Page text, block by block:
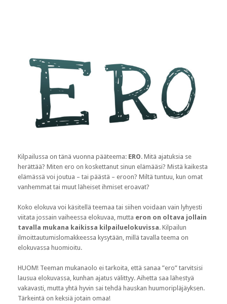
Kilpailussa on tänä vuonna pääteema: ERO. Mitä ajatuksia se
herättää? Miten ero on koskettanut sinun elämääsi? Mistä kaikesta
elämässä voi joutua – tai päästä – eroon? Miltä tuntuu, kun omat
vanhemmat tai muut läheiset ihmiset eroavat?
Koko elokuva voi käsitellä teemaa tai siihen voidaan vain lyhyesti
viitata jossain vaiheessa elokuvaa, mutta eron on oltava jollain
tavalla mukana kaikissa kilpailuelokuvissa. Kilpailun
ilmoittautumislomakkeessa kysytään, millä tavalla teema on
elokuvassa huomioitu.
HUOM! Teeman mukanaolo ei tarkoita, että sanaa ”ero” tarvitsisi
lausua elokuvassa, kunhan ajatus välittyy. Aihetta saa lähestyä
vakavasti, mutta yhtä hyvin sai tehdä hauskan huumoripläjäyksen.
Tärkeintä on keksiä jotain omaa!